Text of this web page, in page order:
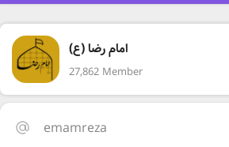
امام رضا (ع)
27,862 Member
emamreza